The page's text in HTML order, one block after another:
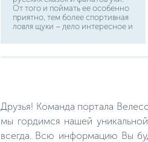
От того и поймать ее особенно
приятно, тем более спортивная
ловля щуки – дело интересное и
рыба к классу лучеперых отряду
«внешности» довольно легко. У
торпедовидной формы, круглое,
чуть сплюснутое с боков.
Друзья! Команда портала
мы гордимся нашей
всегда. Всю информацию Вы